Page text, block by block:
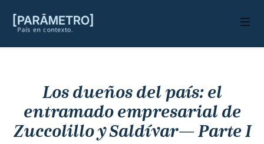
Los dueños del país: el
entramado empresarial de
Zuccolillo y Saldívar— Parte I